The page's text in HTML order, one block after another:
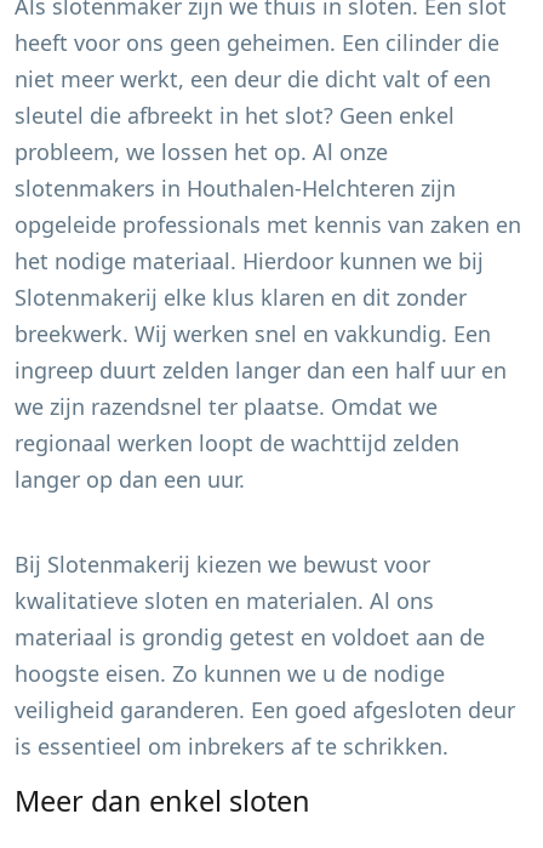
Als slotenmaker zijn we thuis in sloten. Een slot
heeft voor ons geen geheimen. Een cilinder die
niet meer werkt, een deur die dicht valt of een
sleutel die afbreekt in het slot? Geen enkel
probleem, we lossen het op. Al onze
slotenmakers in Houthalen-Helchteren zijn
opgeleide professionals met kennis van zaken en
het nodige materiaal. Hierdoor kunnen we bij
Slotenmakerij elke klus klaren en dit zonder
breekwerk. Wij werken snel en vakkundig. Een
ingreep duurt zelden langer dan een half uur en
we zijn razendsnel ter plaatse. Omdat we
regionaal werken loopt de wachttijd zelden
langer op dan een uur.
Bij Slotenmakerij kiezen we bewust voor
kwalitatieve sloten en materialen. Al ons
materiaal is grondig getest en voldoet aan de
hoogste eisen. Zo kunnen we u de nodige
veiligheid garanderen. Een goed afgesloten deur
is essentieel om inbrekers af te schrikken.
Meer dan enkel sloten